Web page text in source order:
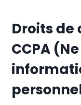
Droits
CCPA